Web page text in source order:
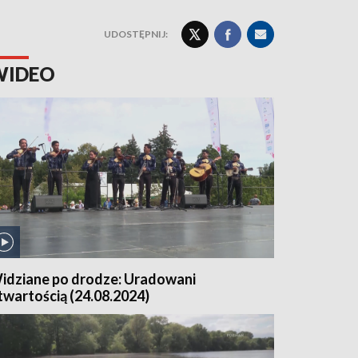
UDOSTĘPNIJ:
po drodze: Uradowani
(24.08.2024)